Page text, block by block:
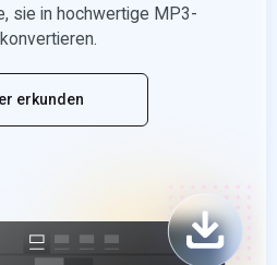
sie in hochwertige MP3-
erkunden